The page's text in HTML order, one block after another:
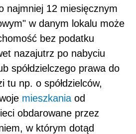
najmniej 12 miesięcznym
w danym lokalu może
bez podatku
nazajutrz po nabyciu
spółdzielczego prawa do
tu np. o spółdzielców,
mieszkania od
obdarowane przez
w którym dotąd